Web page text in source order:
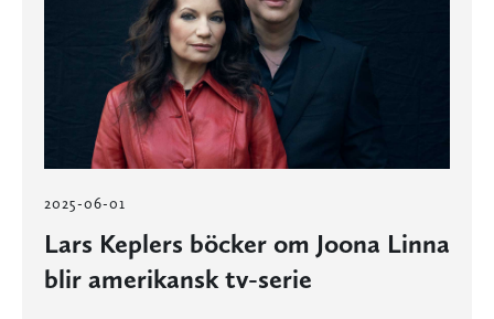
2025-06-01
Lars Keplers böcker om Joona Linna
blir amerikansk tv-serie